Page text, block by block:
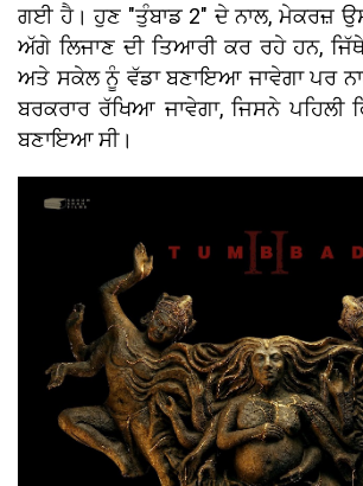
ਗਈ ਹੈ। ਹੁਣ "ਤੁੰਬਾਡ 2" ਦੇ ਨਾਲ, ਮੇਕਰਜ਼
ਅੱਗੇ ਲਿਜਾਣ ਦੀ ਤਿਆਰੀ ਕਰ ਰਹੇ ਹਨ,
ਅਤੇ ਸਕੇਲ ਨੂੰ ਵੱਡਾ ਬਣਾਇਆ ਜਾਵੇਗਾ ਪਰ
ਬਰਕਰਾਰ ਰੱਖਿਆ ਜਾਵੇਗਾ, ਜਿਸਨੇ ਪਹਿਲੀ
ਬਣਾਇਆ ਸੀ।